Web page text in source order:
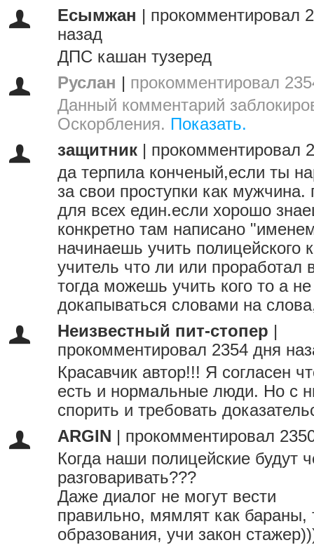
Есымжан
прокомментировал
назад
ДПС кашан тузеред
Руслан
прокомментировал
Данный комментарий
Оскорбления. Показать.
защитник
прокомментировал
да терпила конченый,если ты
за свои проступки как мужчина.
для всех един.если хорошо
конкретно там написано
начинаешь учить полицейского
учитель что ли или проработал
тогда можешь учить кого то а
докапываться словами на
Неизвестный пит-стопер
прокомментировал 2354 дня
Красавчик автор!!! Я согласен
есть и нормальные люди. Но с
спорить и требовать
ARGIN
прокомментировал
Когда наши полицейские будут
разговаривать???
Даже диалог не могут вести
правильно, мямлят как бараны,
образования, учи закон